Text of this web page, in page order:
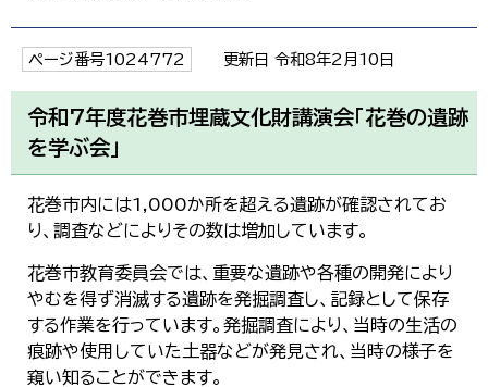
ページ番号1024772 更新日 令和8年2月10日
令和7年度花巻市埋蔵文化財講演会「花巻の遺跡
を学ぶ会」
花巻市内には1,000か所を超える遺跡が確認されてお
り、調査などによりその数は増加しています。
花巻市教育委員会では、重要な遺跡や各種の開発により
やむを得ず消滅する遺跡を発掘調査し、記録として保存
する作業を行っています。発掘調査により、当時の生活の
痕跡や使用していた土器などが発見され、当時の様子を
窺い知ることができます。